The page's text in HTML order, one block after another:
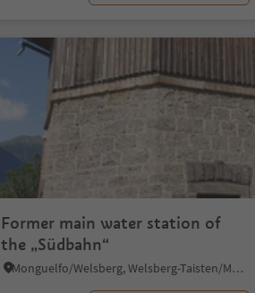
Former main water station of
the „Südbahn“
Monguelfo/Welsberg, Welsberg-Taisten/Monguelfo-Tesido